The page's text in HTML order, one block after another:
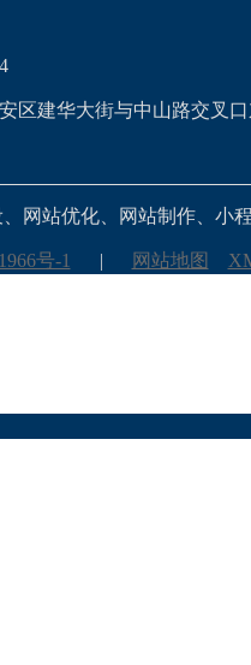
区建华大街与中山路交叉
网站优化、网站制作、小
号-1 | 网站地图